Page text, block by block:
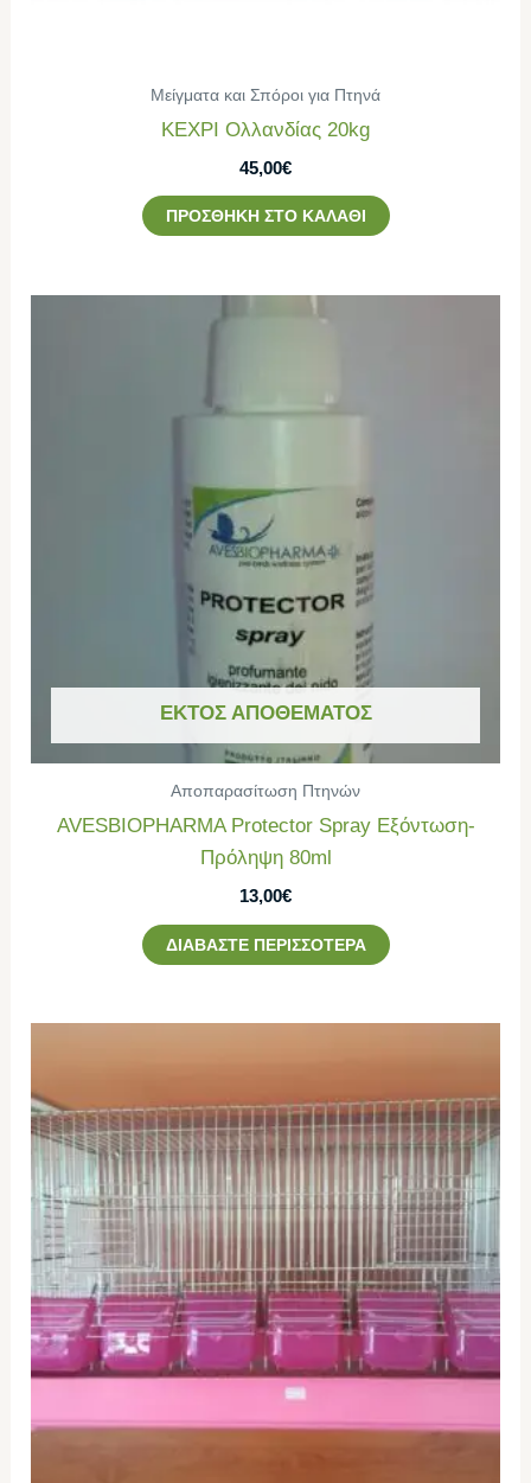
Μείγματα και Σπόροι για Πτηνά
ΚΕΧΡΙ Ολλανδίας 20kg
45,00€
ΠΡΟΣΘΉΚΗ ΣΤΟ ΚΑΛΆΘΙ
ΕΚΤΌΣ ΑΠΟΘΈΜΑΤΟΣ
Αποπαρασίτωση Πτηνών
AVESBIOPHARMA Protector Spray Εξόντωση-
Πρόληψη 80ml
13,00€
ΔΙΑΒΆΣΤΕ ΠΕΡΙΣΣΌΤΕΡΑ